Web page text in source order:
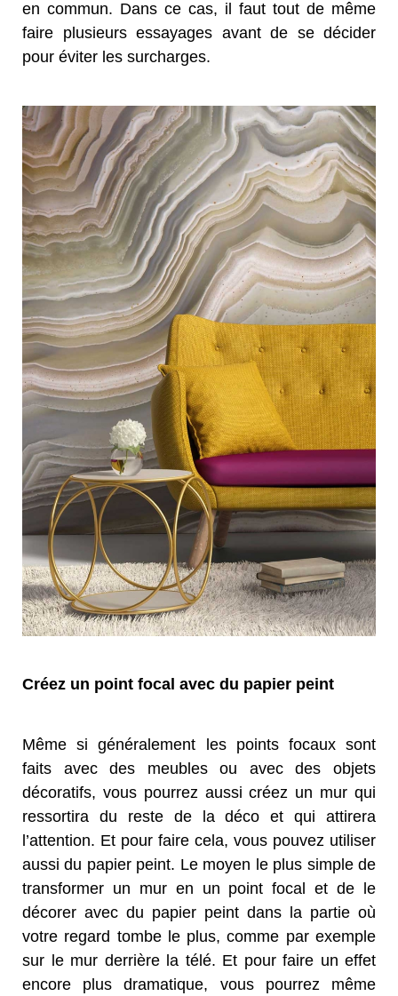
en commun. Dans ce cas, il faut tout de même
faire plusieurs essayages avant de se décider
pour éviter les surcharges.
Créez un point focal avec du papier peint
Même si généralement les points focaux sont
faits avec des meubles ou avec des objets
décoratifs, vous pourrez aussi créez un mur qui
ressortira du reste de la déco et qui attirera
l’attention. Et pour faire cela, vous pouvez utiliser
aussi du papier peint. Le moyen le plus simple de
transformer un mur en un point focal et de le
décorer avec du papier peint dans la partie où
votre regard tombe le plus, comme par exemple
sur le mur derrière la télé. Et pour faire un effet
encore plus dramatique, vous pourrez même